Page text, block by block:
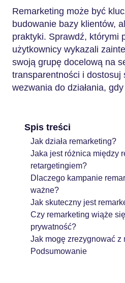
Remarketing może być
budowanie bazy klientów,
praktyki. Sprawdź, którymi
użytkownicy wykazali
swoją grupę docelową na
transparentności i dostosuj
wezwania do działania,
Spis treści
Jak działa remarketing?
Jaka jest różnica między
retargetingiem?
Dlaczego kampanie
ważne?
Jak skuteczny jest
Czy remarketing wiąże
prywatność?
Jak mogę zrezygnować z
Podsumowanie